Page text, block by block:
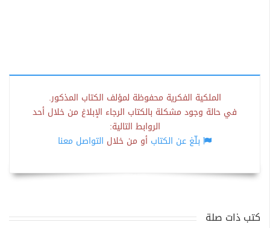
الملكية الفكرية محفوظة لمؤلف الكتاب المذكور.
في حالة وجود مشكلة بالكتاب الرجاء الإبلاغ من خلال أحد
الروابط التالية:
بلّغ عن الكتاب أو من خلال التواصل معنا
كتب ذات صلة